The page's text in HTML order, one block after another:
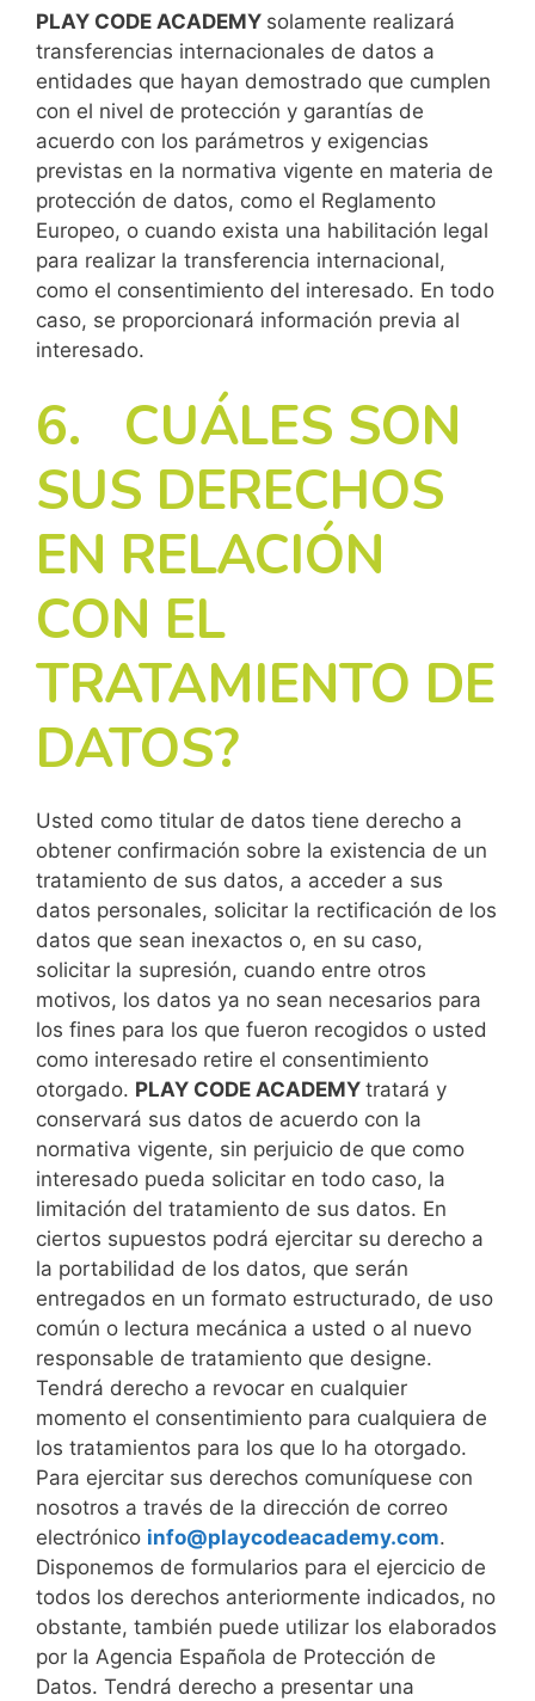
PLAY CODE ACADEMY solamente realizará
transferencias internacionales de datos a
entidades que hayan demostrado que cumplen
con el nivel de protección y garantías de
acuerdo con los parámetros y exigencias
previstas en la normativa vigente en materia de
protección de datos, como el Reglamento
Europeo, o cuando exista una habilitación legal
para realizar la transferencia internacional,
como el consentimiento del interesado. En todo
caso, se proporcionará información previa al
interesado.
6. CUÁLES SON
SUS DERECHOS
EN RELACIÓN
CON EL
TRATAMIENTO DE
DATOS?
Usted como titular de datos tiene derecho a
obtener confirmación sobre la existencia de un
tratamiento de sus datos, a acceder a sus
datos personales, solicitar la rectificación de los
datos que sean inexactos o, en su caso,
solicitar la supresión, cuando entre otros
motivos, los datos ya no sean necesarios para
los fines para los que fueron recogidos o usted
como interesado retire el consentimiento
otorgado. PLAY CODE ACADEMY tratará y
conservará sus datos de acuerdo con la
normativa vigente, sin perjuicio de que como
interesado pueda solicitar en todo caso, la
limitación del tratamiento de sus datos. En
ciertos supuestos podrá ejercitar su derecho a
la portabilidad de los datos, que serán
entregados en un formato estructurado, de uso
común o lectura mecánica a usted o al nuevo
responsable de tratamiento que designe.
Tendrá derecho a revocar en cualquier
momento el consentimiento para cualquiera de
los tratamientos para los que lo ha otorgado.
Para ejercitar sus derechos comuníquese con
nosotros a través de la dirección de correo
electrónico info@playcodeacademy.com.
Disponemos de formularios para el ejercicio de
todos los derechos anteriormente indicados, no
obstante, también puede utilizar los elaborados
por la Agencia Española de Protección de
Datos. Tendrá derecho a presentar una